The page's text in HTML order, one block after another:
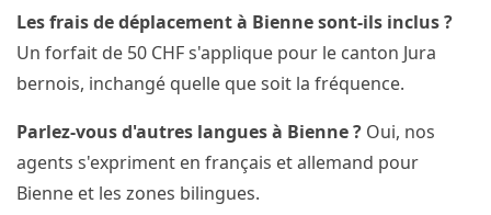
Les frais de déplacement à Bienne sont-ils inclus ?
Un forfait de 50 CHF s'applique pour le canton Jura
bernois, inchangé quelle que soit la fréquence.
Parlez-vous d'autres langues à Bienne ? Oui, nos
agents s'expriment en français et allemand pour
Bienne et les zones bilingues.